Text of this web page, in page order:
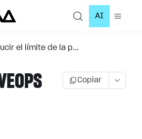
AI
el límite de la p...
Copiar